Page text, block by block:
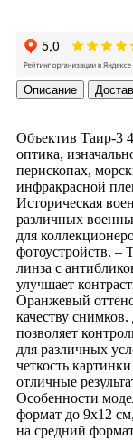
Описание
Объектив Таир-3
оптика,
перископах,
инфракрасной
Историческая
различных
для
фотоустройств. –
линза с
улучшает
Оранжевый
качеству
позволяет
для различных
четкость
отличные
Особенности
формат до 9x12
на средний